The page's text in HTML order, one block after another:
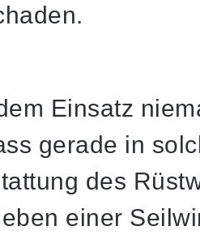
Einsatz
gerade in
des
einer